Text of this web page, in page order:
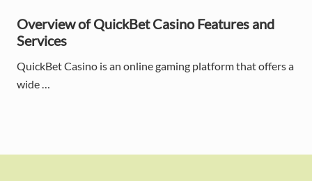
Overview of QuickBet Casino Features and
Services
QuickBet Casino is an online gaming platform that offers a
wide …